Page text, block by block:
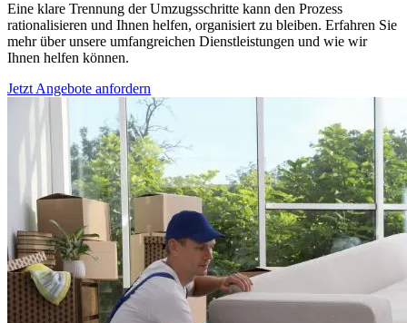
Eine klare Trennung der Umzugsschritte kann den Prozess
rationalisieren und Ihnen helfen, organisiert zu bleiben. Erfahren Sie
mehr über unsere umfangreichen Dienstleistungen und wie wir
Ihnen helfen können.
Jetzt Angebote anfordern